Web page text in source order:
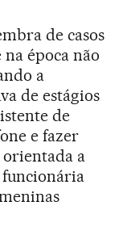
de casos
na época não
a
de estágios
de
e fazer
orientada a
funcionária